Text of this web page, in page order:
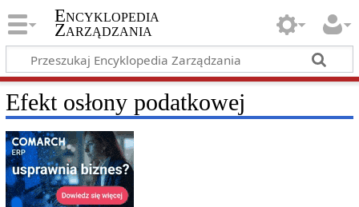
Encyklopedia
Zarządzania
Efekt osłony podatkowej